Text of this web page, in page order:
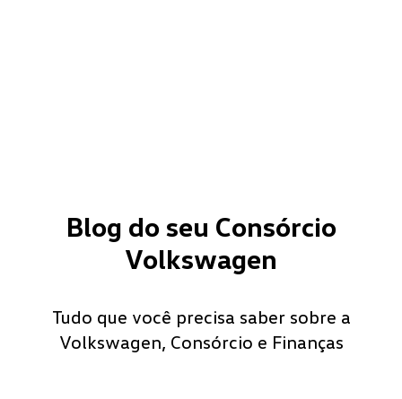
Blog do seu Consórcio
Volkswagen
Tudo que você precisa saber sobre a
Volkswagen, Consórcio e Finanças